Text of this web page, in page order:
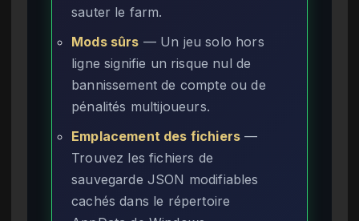
sauter le farm.
Mods sûrs — Un jeu solo hors
ligne signifie un risque nul de
bannissement de compte ou de
pénalités multijoueurs.
Emplacement des fichiers —
Trouvez les fichiers de
sauvegarde JSON modifiables
cachés dans le répertoire